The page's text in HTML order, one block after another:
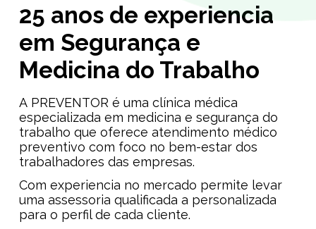
25 anos de experiencia
em Segurança e
Medicina do Trabalho
A PREVENTOR é uma clínica médica
especializada em medicina e segurança do
trabalho que oferece atendimento médico
preventivo com foco no bem-estar dos
trabalhadores das empresas.
Com experiencia no mercado permite levar
uma assessoria qualificada a personalizada
para o perfil de cada cliente.